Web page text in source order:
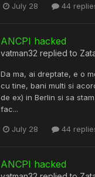
July 28 44
ANCPI hacked
vatman32 replied to
Da ma, ai dreptate, e o
cu tine, bani multi si
de ex) in Berlin si sa
fac...
July 28 44
ANCPI hacked